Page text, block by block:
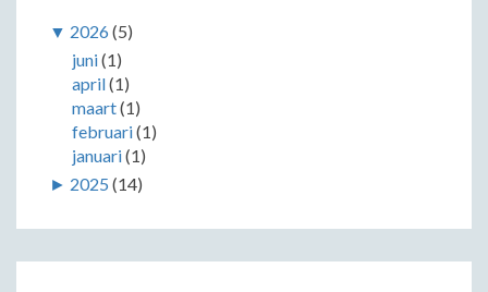
▼ 2026(5)
juni(1)
april(1)
maart(1)
februari(1)
januari(1)
► 2025 (14)